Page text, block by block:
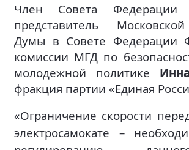
Член Совета
представитель
Думы в Совете Федерации
комиссии МГД по
молодежной политике
фракция партии «Единая
«Ограничение скорости
электросамокате –